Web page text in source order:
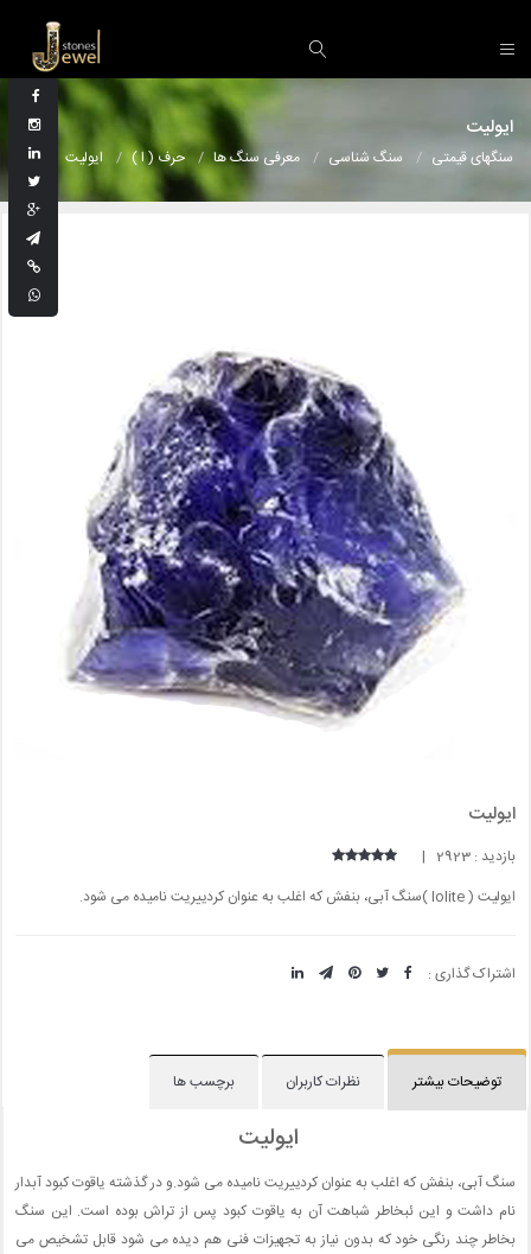
ایولیت
سنگهای قیمتی سنگ شناسی معرفی سنگ ها حرف ( ا ) ایولیت
ایولیت
بازدید : 2923 |
ایولیت ( Iolite )سنگ آبی، بنفش که اغلب به عنوان کردییریت نامیده می شود.
اشتراک گذاری :
توضیحات بیشتر نظرات کاربران برچسب ها
ایولیت
سنگ آبی، بنفش که اغلب به عنوان کردییریت نامیده می شود.و در گذشته یاقوت کبود آبدار
نام داشت و این ئبخاطر شباهت آن به یاقوت کبود پس از تراش بوده است. این سنگ
بخاطر چند رنگی خود که بدون نیاز به تجهیزات فنی هم دیده می شود قابل تشخیص می